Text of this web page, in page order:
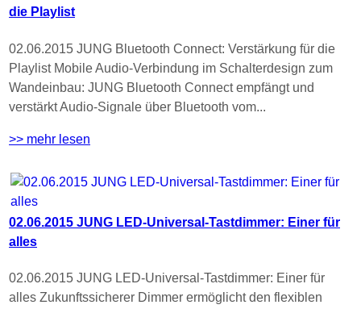
die Playlist
02.06.2015 JUNG Bluetooth Connect: Verstärkung für die
Playlist Mobile Audio-Verbindung im Schalterdesign zum
Wandeinbau: JUNG Bluetooth Connect empfängt und
verstärkt Audio-Signale über Bluetooth vom...
>> mehr lesen
02.06.2015 JUNG LED-Universal-Tastdimmer: Einer für
alles
02.06.2015 JUNG LED-Universal-Tastdimmer: Einer für
alles Zukunftssicherer Dimmer ermöglicht den flexiblen